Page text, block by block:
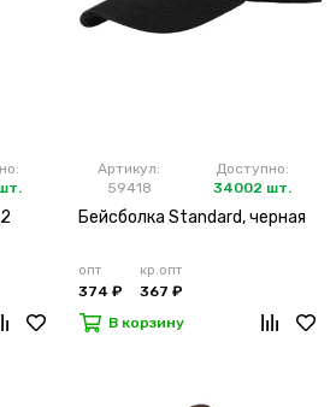
Артикул:
59418
Доступно:
34002 шт.
Бейсболка Standard, черная
опт
374 ₽
кр.опт
367 ₽
В корзину